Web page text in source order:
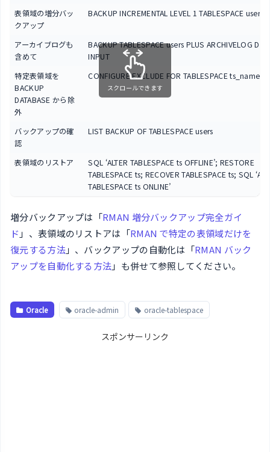
表領域の増分バッ
クアップ
BACKUP INCREMENTAL LEVEL 1 TABLESPACE users
アーカイブログも
含めて
BACKUP TABLESPACE users PLUS ARCHIVELOG
INPUT
特定表領域を
BACKUP
DATABASE から除
外
CONFIGURE EXCLUDE FOR TABLESPACE ts_name
バックアップの確
認
LIST BACKUP OF TABLESPACE users
表領域のリストア
SQL ‘ALTER TABLESPACE ts OFFLINE’; RESTORE
TABLESPACE ts; RECOVER TABLESPACE ts; SQL
TABLESPACE ts ONLINE’
スクロールできます
増分バックアップは「RMAN 増分バックアップ完全ガイ
ド 」、表領域のリストアは「RMAN で特定の表領域だけを
復元する方法」、バックアップの自動化は「RMAN バック
アップを自動化する方法」も併せて参照してください。
Oracle oracle-admin oracle-tablespace
スポンサーリンク